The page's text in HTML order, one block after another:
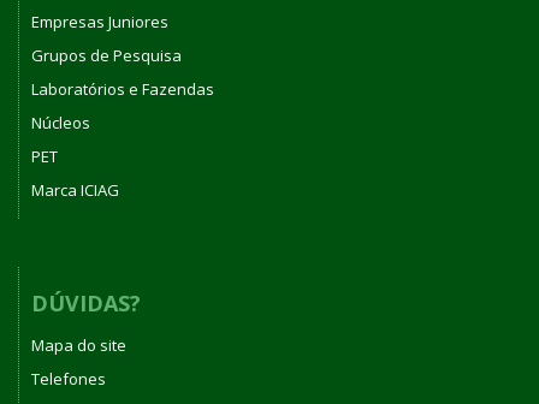
Empresas Juniores
Grupos de Pesquisa
Laboratórios e Fazendas
Núcleos
PET
Marca ICIAG
DÚVIDAS?
Mapa do site
Telefones